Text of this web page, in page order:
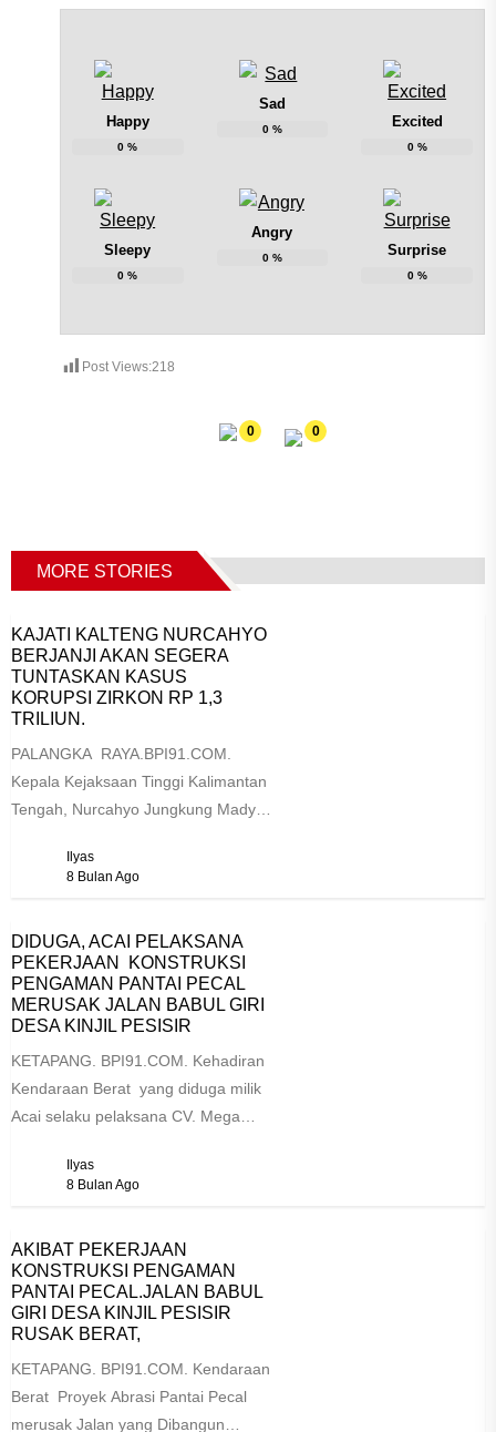
Happy
0 %
Sad
0% Excited
0%
Sleepy
0 %
Angry
0% Surprise
0%
Post Views:218
0 0
MORE STORIES
KAJATI KALTENG NURCAHYO
BERJANJI AKAN SEGERA
TUNTASKAN KASUS
KORUPSI ZIRKON RP 1,3
TRILIUN.
PALANGKA RAYA.BPI91.COM.
Kepala Kejaksaan Tinggi Kalimantan
Tengah, Nurcahyo Jungkung Madyo,
segera menuntaskan berbagai
Ilyas
8 Bulan Ago
DIDUGA, ACAI PELAKSANA
PEKERJAAN KONSTRUKSI
PENGAMAN PANTAI PECAL
MERUSAK JALAN BABUL GIRI
DESA KINJIL PESISIR
KETAPANG. BPI91.COM. Kehadiran
Kendaraan Berat yang diduga milik
Acai selaku pelaksana CV. Mega
Pantai Pecal ...
Ilyas
8 Bulan Ago
AKIBAT PEKERJAAN
KONSTRUKSI PENGAMAN
PANTAI PECAL.JALAN BABUL
GIRI DESA KINJIL PESISIR
RUSAK BERAT,
KETAPANG. BPI91.COM. Kendaraan
Berat Proyek Abrasi Pantai Pecal
merusak Jalan yang Dibangun